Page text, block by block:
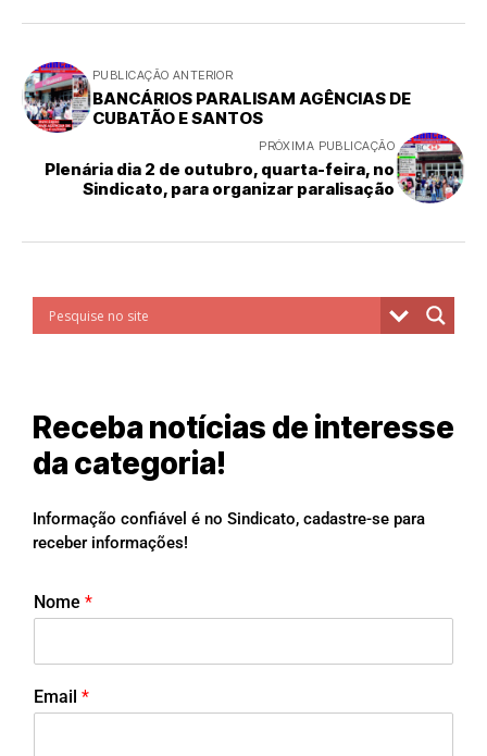
PUBLICAÇÃO ANTERIOR
BANCÁRIOS PARALISAM AGÊNCIAS DE
CUBATÃO E SANTOS
PRÓXIMA PUBLICAÇÃO
Plenária dia 2 de outubro, quarta-feira, no
Sindicato, para organizar paralisação
Receba notícias de interesse
da categoria!
Informação confiável é no Sindicato, cadastre-se para
receber informações!
Nome *
Email *